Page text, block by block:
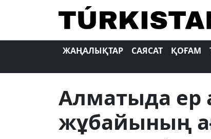
ЖАҢАЛЫҚТАР САЯСАТ ҚОҒАМ
Алматыда ер
жұбайының